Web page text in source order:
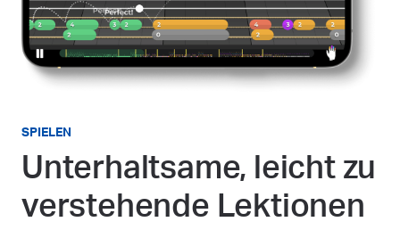
SPIELEN
Unterhaltsame, leicht zu
verstehende Lektionen